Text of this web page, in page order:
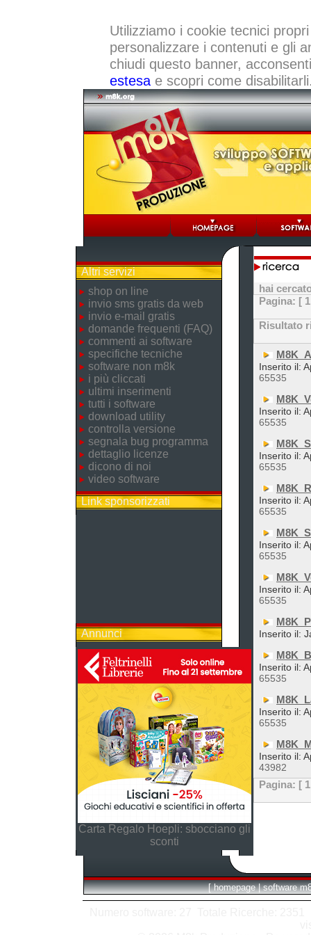
Utilizziamo i cookie tecnici
personalizzare i contenuti e gli
chiudi questo banner,
estesae scopri come
Altri servizi
shop on line
invio sms gratis da web
invio e-mail gratis
domande frequenti (FAQ)
commenti ai software
specifiche tecniche
software non m8k
i più cliccati
ultimi inserimenti
tutti i software
download utility
controlla versione
segnala bug programma
dettaglio licenze
dicono di noi
video software
Link sponsorizzati
Annunci
Carta Regalo Hoepli: sbocciano gli
sconti
hai
Pagina: [
Risultato
Inserito il:
65535
Inserito il:
65535
Inserito il:
65535
Inserito il:
65535
Inserito il:
65535
Inserito il:
65535
Inserito il:
Inserito il:
65535
Inserito il:
65535
Inserito il:
43982
Pagina: [
[ homepage | software